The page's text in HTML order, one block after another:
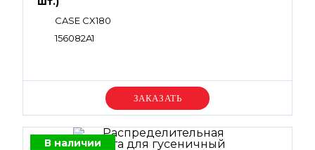
CASE CX180
156082A1
Уточняйте цену
В наличии